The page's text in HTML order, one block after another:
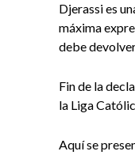
Djerassi es
máxima
debe
Fin de la
la Liga
Aquí se